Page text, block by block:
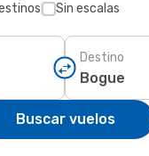
Sin escalas
Destino
Buscar vuelos